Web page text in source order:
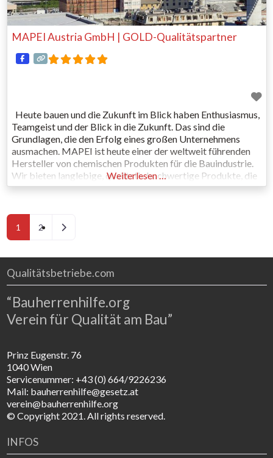
MAPEI Austria GmbH | GOLD-Qualitätspartner
Heute bauen und die Zukunft im Blick haben Enthusiasmus,
Teamgeist und der Blick in die Zukunft. Das sind die
Grundlagen, die den Erfolg eines großen Unternehmens
ausmachen. MAPEI ist heute einer der weltweit führenden
Hersteller von chemischen Produkten für die Bauindustrie.
Wir bieten langlebige, qualitativ hochwertige Produkte, die
sowohl auf den Planeten als auch auf die Menschen
Weiterlesen …
Posts navigation
1 2 Ältere Beiträge
Qualitätsbetriebe.com
“Bauherrenhilfe.org
Verein für Qualität am Bau”
Prinz Eugenstr. 76
1040 Wien
Servicenummer: +43 (0) 664/9226236
Mail: bauherrenhilfe@gesetz.at
verein@bauherrenhilfe.org
© Copyright 2021. All rights reserved.
INFOS